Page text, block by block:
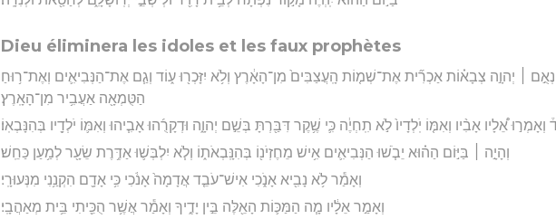
Dieu éliminera les idoles et les faux prophètes
נְאֻ֣ם ׀ יְהוָ֣ה צְבָא֗וֹת אַכְרִ֞ית אֶת־שְׁמ֤וֹת הָֽעֲצַבִּים֙ מִן־הָאָ֔רֶץ וְלֹ֥א יִזָּכְר֖וּ ע֑וֹד וְגַ֧ם אֶת־הַנְּבִיאִ֛ים וְאֶת־ר֥וּחַ
הַטֻּמְאָ֖ה אַעֲבִ֥יר מִן־הָאָֽרֶץ׃
וְאָמְר֣וּ אֵ֠לָיו אָבִ֨יו וְאִמּ֤וֹ יֹֽלְדָיו֙ לֹ֣א תִֽחְיֶ֔ה כִּ֛י שֶׁ֥קֶר דִּבַּ֖רְתָּ בְּשֵׁ֣ם יְהוָ֑ה וּדְקָרֻ֜הוּ אָבִ֧יהוּ וְאִמּ֛וֹ יֹלְדָ֖יו בְּהִנָּבְאֽוֹ׃
וְהָיָ֣ה ׀ בַּיּ֣וֹם הַה֗וּא יֵבֹ֧שׁוּ הַנְּבִיאִ֛ים אִ֥ישׁ מֵחֶזְיֹנ֖וֹ בְּהִנָּֽבְאֹת֑וֹ וְלֹ֧א יִלְבְּשׁ֛וּ אַדֶּ֥רֶת שֵׂעָ֖ר לְמַ֥עַן כַּחֵֽשׁ׃
וְאָמַ֕ר לֹ֥א נָבִ֖יא אָנֹ֑כִי אִישׁ־עֹבֵ֤ד אֲדָמָה֙ אָנֹ֔כִי כִּ֥י אָדָ֖ם הִקְנַ֥נִי מִנְּעוּרָֽי׃
וְאָמַ֣ר אֵלָ֔יו מָ֧ה הַמַּכּ֛וֹת הָאֵ֖לֶּה בֵּ֣ין יָדֶ֑יךָ וְאָמַ֕ר אֲשֶׁ֥ר הֻכֵּ֖יתִי בֵּ֥ית מְאַהֲבָֽי׃